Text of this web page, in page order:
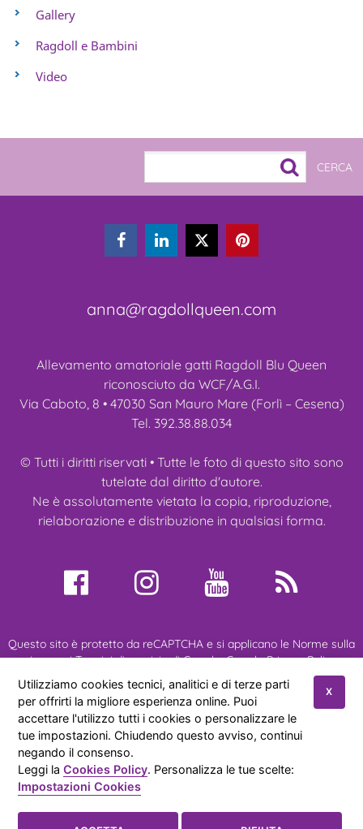
Gallery
Ragdoll e Bambini
Video
  
anna@ragdollqueen.com
Allevamento amatoriale gatti Ragdoll Blu Queen
riconosciuto da WCF/A.G.I.
Via Caboto, 8 • 47030 San Mauro Mare (Forlì – Cesena)
Tel. 392.38.88.034
© Tutti i diritti riservati • Tutte le foto di questo sito sono
tutelate dal diritto d'autore.
Ne è assolutamente vietata la copia, riproduzione,
rielaborazione e distribuzione in qualsiasi forma.
Questo sito è protetto da reCAPTCHA e si applicano le Norme sulla
privacy e i Termini di servizio di Google:Google Privacy Policy•
Google Terms of Service
• Maggiori Informazioni
Chi Siamo Miei Ragdoll Gatti Ragdoll
Cuccioli
Manifestazioni
Novità Referenze Contatti
Allevamento Amatoriale gatti ragdoll di Anna Aprea© 2026
Privacy Policy
|
 Impostazione Cookies
Utilizziamo cookies tecnici, analitici e di terze parti
per offrirti la migliore esperienza online. Puoi
accettare l'utilizzo tutti i cookies o personalizzare le
tue impostazioni. Chiudendo questo avviso, continui
negando il consenso.
Leggi laCookies Policy. Personalizza le tue scelte:
Impostazioni Cookies
X